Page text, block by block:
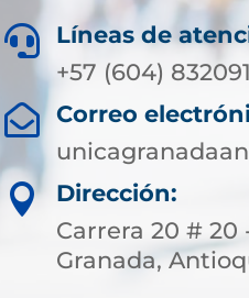

Líneas de
+57 (604)

Correo

Dirección:
Carrera 20 # 20
Granada,